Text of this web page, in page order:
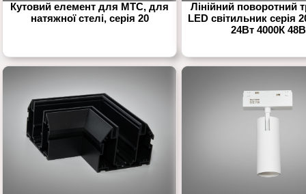
Кутовий елемент для МТС, для
натяжної стелі, серія 20
Лінійний поворотний
LED світильник серія
24Вт 4000К 48В